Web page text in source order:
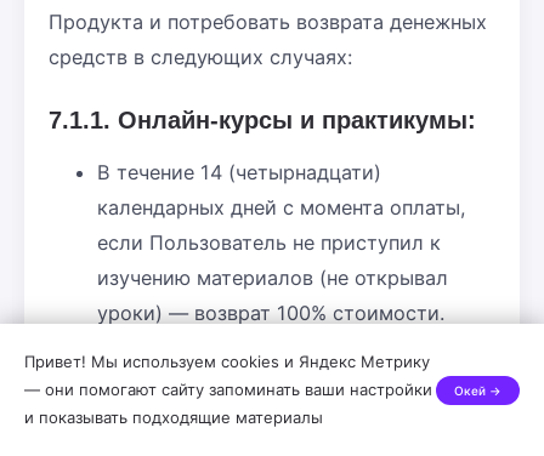
Продукта и потребовать возврата денежных
средств в следующих случаях:
7.1.1. Онлайн-курсы и практикумы:
В течение 14 (четырнадцати)
календарных дней с момента оплаты,
если Пользователь не приступил к
изучению материалов (не открывал
уроки) — возврат 100% стоимости.
календарных дней с момента оплаты,
если Пользователь приступил к
Привет! Мы используем cookies и Яндекс Метрику
— они помогают сайту запоминать ваши настройки
и показывать подходящие материалы
Окей →